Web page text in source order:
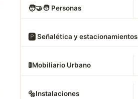
🧑‍🤝‍🧑 Personas
🅿️ Señalética y estacionamientos
🚦Mobiliario Urbano
🔩Instalaciones